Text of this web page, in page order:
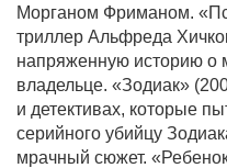
Морганом Фриманом.
триллер Альфреда
напряженную историю о
владельце. «Зодиак»
и детективах, которые
серийного убийцу
мрачный сюжет.